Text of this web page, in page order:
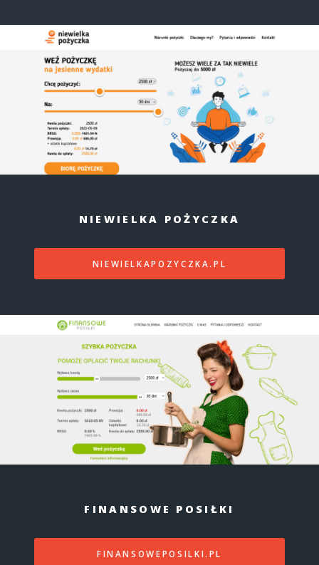
NIEWIELKA POŻYCZKA
NIEWIELKAPOZYCZKA.PL
FINANSOWE POSIŁKI
FINANSOWEPOSILKI.PL